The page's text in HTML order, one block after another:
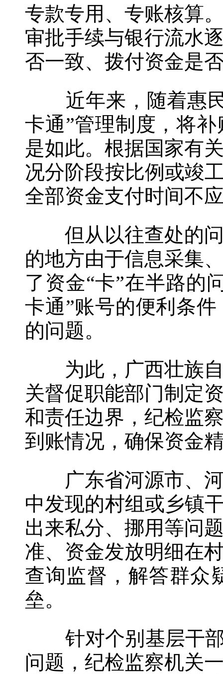
专款专用、专账核算
审批手续与银行流水
否一致、拨付资金是
近年来，随着惠民
卡通”管理制度，将
是如此。根据国家有
况分阶段按比例或竣
全部资金支付时间不
但从以往查处的问
的地方由于信息采集
了资金“卡”在半路的
卡通”账号的便利条
的问题。
为此，广西壮族自
关督促职能部门制定
和责任边界，纪检监
到账情况，确保资金
广东省河源市、河
中发现的村组或乡镇
出来私分、挪用等问
准、资金发放明细在
查询监督，解答群众
垒。
针对个别基层干部
问题，纪检监察机关